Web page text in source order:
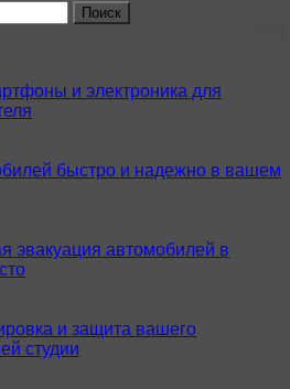
и электроника для
быстро и надежно в вашем
эвакуация автомобилей в
и защита вашего
студии